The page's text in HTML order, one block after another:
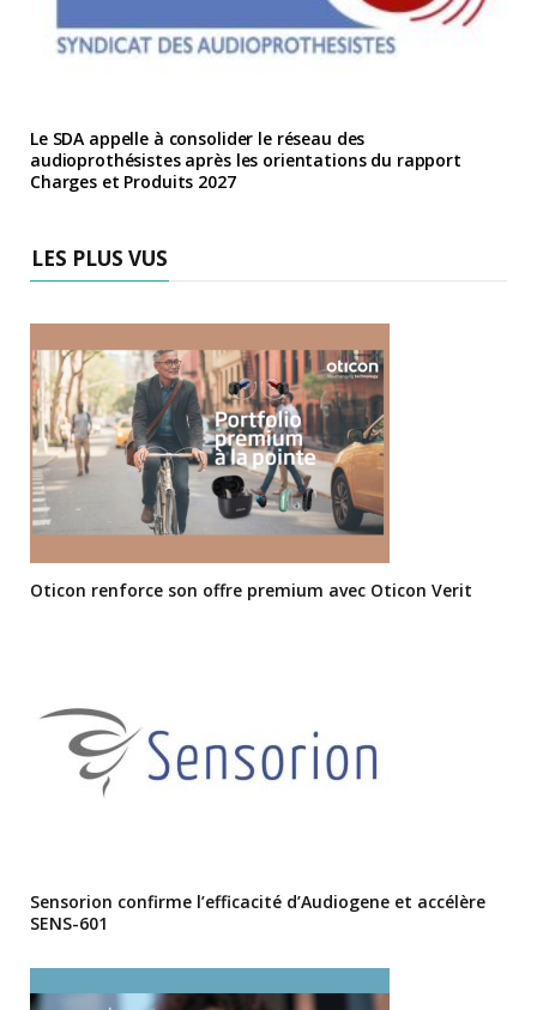
Le SDA appelle à consolider le réseau des
audioprothésistes après les orientations du rapport
Charges et Produits 2027
LES PLUS VUS
Oticon renforce son offre premium avec Oticon Verit
Sensorion confirme l’efficacité d’Audiogene et accélère
SENS-601